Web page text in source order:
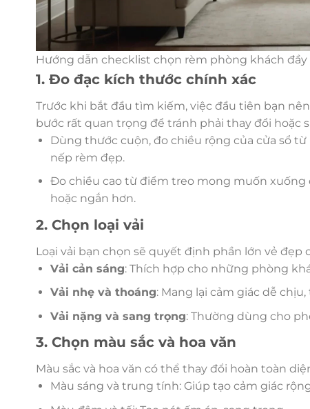
Hướng dẫn checklist chọn rèm phòng khách đầy
1. Đo đạc kích thước chính xác
Trước khi bắt đầu tìm kiếm, việc đầu tiên bạn
bước rất quan trọng để tránh phải thay đổi hoặc
Dùng thước cuộn, đo chiều rộng của cửa sổ
nếp rèm đẹp.
Đo chiều cao từ điểm treo mong muốn
hoặc ngắn hơn.
2. Chọn loại vải
Loại vải bạn chọn sẽ quyết định phần lớn vẻ
Vải cản sáng: Thích hợp cho những phòng
Vải nhẹ và thoáng: Mang lại cảm giác dễ
Vải nặng và sang trọng: Thường dùng cho
3. Chọn màu sắc và hoa văn
Màu sắc và hoa văn có thể thay đổi hoàn toàn
Màu sáng và trung tính: Giúp tạo cảm giác